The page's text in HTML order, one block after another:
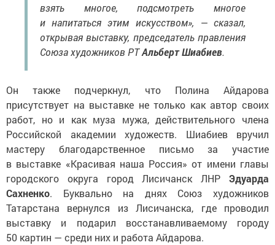
взять многое, подсмотреть многое
и напитаться этим искусством», — сказал,
открывая выставку, председатель правления
Союза художников РТАльберт Шиабиев.
Он также подчеркнул, что Полина Айдарова
присутствует на выставке не только как автор своих
работ, но и как муза мужа, действительного члена
Российской академии художеств. Шиабиев вручил
мастеру благодарственное письмо за участие
в выставке «Красивая наша Россия» от имени главы
городского округа город Лисичанск ЛНР Эдуарда
Сахненко. Буквально на днях Союз художников
Татарстана вернулся из Лисичанска, где проводил
выставку и подарил восстанавливаемому городу
50 картин — среди них и работа Айдарова.